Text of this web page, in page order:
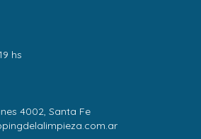
hs
4002, Santa Fe